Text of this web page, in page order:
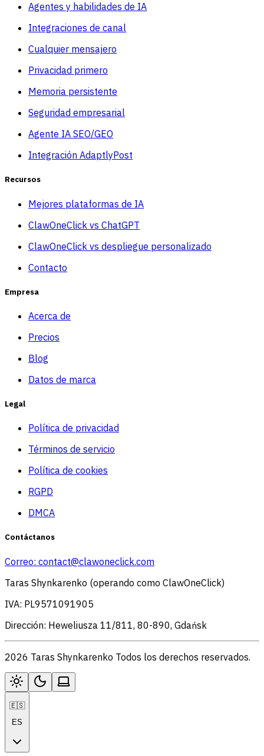
Agentes y habilidades de IA
Integraciones de canal
Cualquier mensajero
Privacidad primero
Memoria persistente
Seguridad empresarial
Agente IA SEO/GEO
Integración AdaptlyPost
Recursos
Mejores plataformas de IA
ClawOneClick vs ChatGPT
ClawOneClick vs despliegue personalizado
Contacto
Empresa
Acerca de
Precios
Blog
Datos de marca
Legal
Política de privacidad
Términos de servicio
Política de cookies
RGPD
DMCA
Contáctanos
Correo: contact@clawoneclick.com
Taras Shynkarenko (operando como ClawOneClick)
IVA: PL9571091905
Dirección: Heweliusza 11/811, 80-890, Gdańsk
2026 Taras Shynkarenko Todos los derechos reservados.
🇪🇸
ES